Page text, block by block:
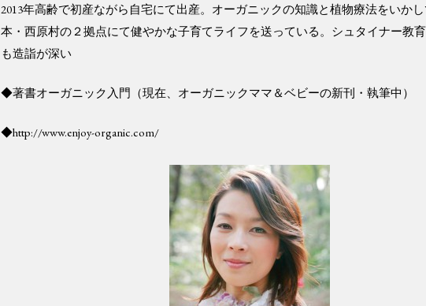
2013年高齢で初産ながら自宅にて出産。オーガニックの知識と植物療法をいか
本・西原村の２拠点にて健やかな子育てライフを送っている。シュタイナー教
も造詣が深い
◆著書オーガニック入門（現在、オーガニックママ＆ベビーの新刊・執筆中）
◆http://www.enjoy-organic.com/